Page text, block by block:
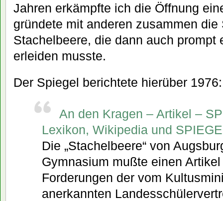
Jahren erkämpfte ich die Öffnung
gründete mit anderen zusammen die
Stachelbeere, die dann auch prompt
erleiden musste.
Der Spiegel berichtete hierüber 1976:
An den Kragen – Artikel –
Lexikon, Wikipedia und
Die „Stachelbeere“ von
Gymnasium mußte einen
Forderungen der vom
anerkannten